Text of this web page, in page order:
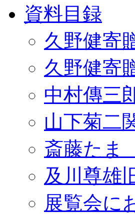
資料目録
久野健寄
久野健寄
中村傳三
山下菊二
斎藤たま
及川尊雄
展覧会に